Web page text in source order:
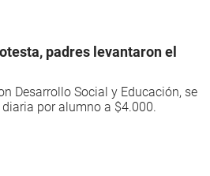
padres levantaron el
Desarrollo Social y Educación, se
por alumno a $4.000.